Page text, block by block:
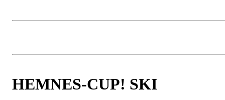
HEMNES-CUP! SKI